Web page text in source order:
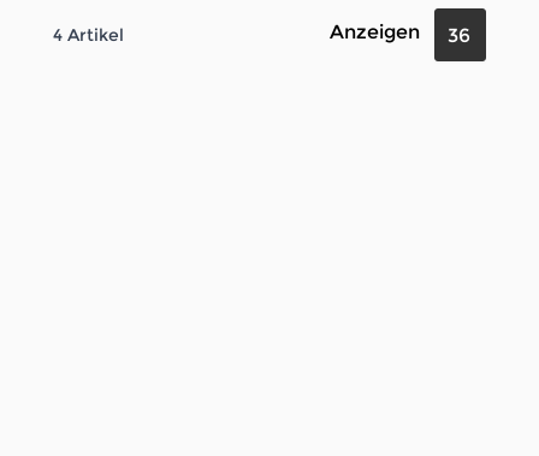
4 Artikel Anzeigen